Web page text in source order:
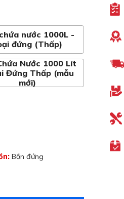
nước 1000L -
đứng (Thấp)
Nước 1000 Lít
Đứng Thấp (mẫu
mới)
Bồn đứng